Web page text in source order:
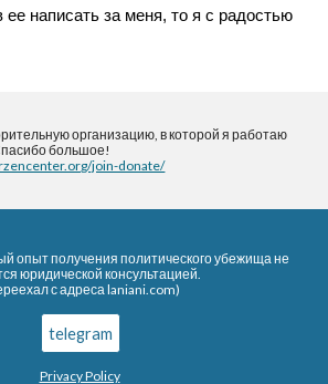
ее написать за меня, то я с радостью
организацию, в которой я работаю
большое!
join-donate/
опыт получения политического убежища не
юридической консультацией.
с адреса laniani.com)
telegram
Privacy Policy